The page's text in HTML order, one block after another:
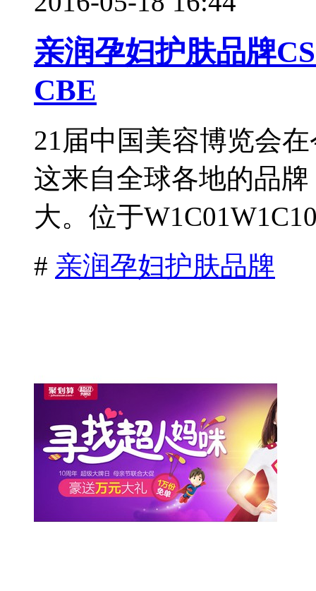
亲润孕妇护肤品牌
CBE
21届中国美容博览会
这来自全球各地的品
大。位于
# 亲润孕妇护肤品牌